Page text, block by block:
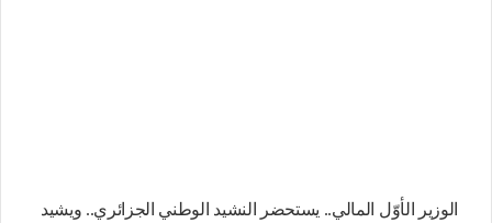
الوزير الأوّل المالي.. يستحضر النشيد الوطني الجزائري.. ويشيد